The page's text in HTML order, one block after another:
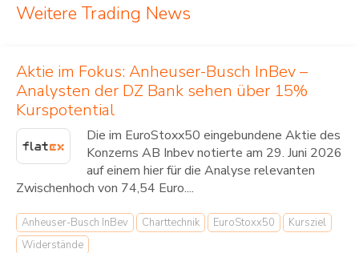
Weitere Trading News
Aktie im Fokus: Anheuser-Busch InBev –
Analysten der DZ Bank sehen über 15%
Kurspotential
Die im EuroStoxx50 eingebundene Aktie des
Konzerns AB Inbev notierte am 29. Juni 2026
auf einem hier für die Analyse relevanten
Zwischenhoch von 74,54 Euro....
Anheuser-Busch InBev Charttechnik EuroStoxx50
Kursziel
Widerstände